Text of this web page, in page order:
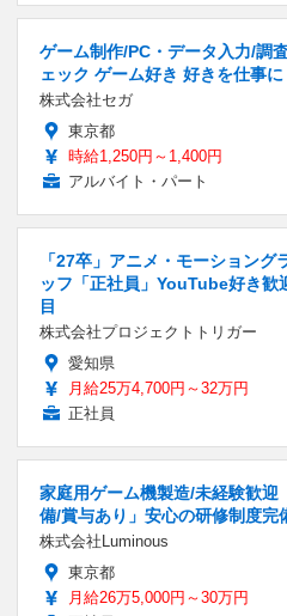
ゲーム制作/PC・データ入力/調
ェック ゲーム好き 好きを仕事
株式会社セガ
東京都
時給1,250円～1,400円
アルバイト・パート
「27卒」アニメ・モーション
ッフ「正社員」YouTube好き歓
目
株式会社プロジェクトトリガー
愛知県
月給25万4,700円～32万円
正社員
家庭用ゲーム機製造/未経験歓迎
備/賞与あり」安心の研修制度完
株式会社Luminous
東京都
月給26万5,000円～30万円